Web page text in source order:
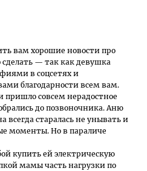
вам хорошие новости про
— так как девушка
в соцсетях и
благодарности всем вам.
пришло совсем нерадостное
до позвоночника. Аню
всегда старалась не унывать и
моменты. Но в параличе
купить ей электрическую
мамы часть нагрузки по